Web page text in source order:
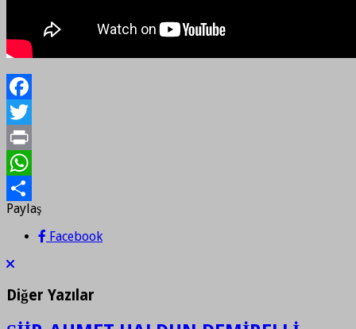
Facebook
Twitter
Print
WhatsApp
Paylaş
Paylaş
Facebook
Diğer Yazılar